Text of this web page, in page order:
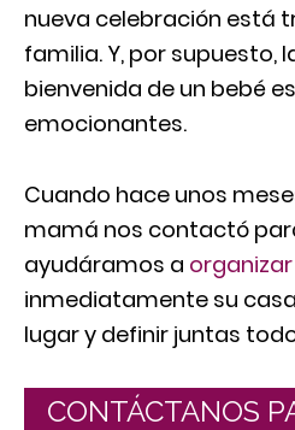
nueva celebración está
familia. Y, por supuesto,
bienvenida de un bebé
emocionantes.
Cuando hace unos
mamá nos contactó
ayudáramos a
inmediatamente su
lugar y definir juntas
CONTÁCTANOS